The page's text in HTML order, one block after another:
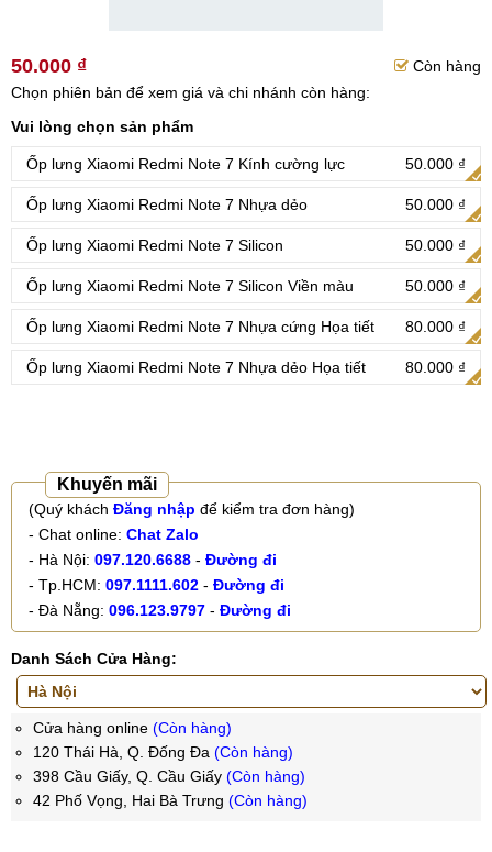
50.000 ₫
Còn hàng
Chọn phiên bản để xem giá và chi nhánh còn hàng:
Vui lòng chọn sản phẩm
Ốp lưng Xiaomi Redmi Note 7 Kính cường lực 50.000 ₫
Ốp lưng Xiaomi Redmi Note 7 Nhựa dẻo 50.000 ₫
Ốp lưng Xiaomi Redmi Note 7 Silicon 50.000 ₫
Ốp lưng Xiaomi Redmi Note 7 Silicon Viền màu 50.000 ₫
Ốp lưng Xiaomi Redmi Note 7 Nhựa cứng Họa tiết 80.000 ₫
Ốp lưng Xiaomi Redmi Note 7 Nhựa dẻo Họa tiết 80.000 ₫
Khuyến mãi
(Quý khách Đăng nhập để kiểm tra đơn hàng)
- Chat online: Chat Zalo
- Hà Nội: 097.120.6688 - Đường đi
- Tp.HCM: 097.1111.602 - Đường đi
- Đà Nẵng: 096.123.9797 - Đường đi
Danh Sách Cửa Hàng:
Cửa hàng online (Còn hàng)
120 Thái Hà, Q. Đống Đa (Còn hàng)
398 Cầu Giấy, Q. Cầu Giấy (Còn hàng)
42 Phố Vọng, Hai Bà Trưng (Còn hàng)